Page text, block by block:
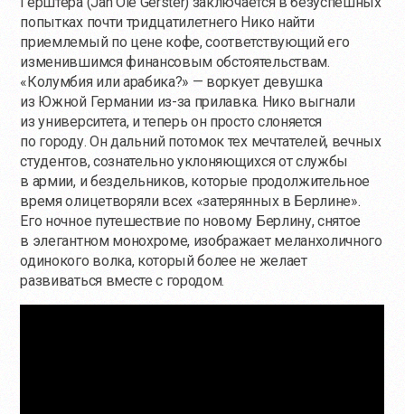
попытках почти тридцатилетнего Нико найти
приемлемый по цене кофе, соответствующий его
изменившимся финансовым обстоятельствам.
«Колумбия или арабика?» — воркует девушка
из Южной Германии из-за прилавка. Нико выгнали
из университета, и теперь он просто слоняется
по городу. Он дальний потомок тех мечтателей, вечных
студентов, сознательно уклоняющихся от службы
в армии, и бездельников, которые продолжительное
время олицетворяли всех «затерянных в Берлине».
Его ночное путешествие по новому Берлину, снятое
в элегантном монохроме, изображает меланхоличного
одинокого волка, который более не желает
развиваться вместе с городом.